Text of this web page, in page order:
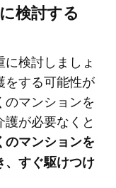
検討する
検討しましょ
をする可能性が
マンションを
が必要なくと
のマンションを
、すぐ駆けつけ